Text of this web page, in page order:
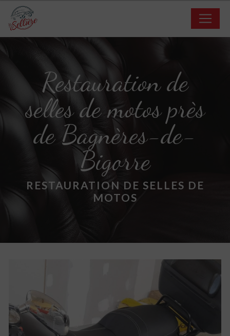
Restauration de
selles de motos près
de Bagnères-de-
Bigorre
RESTAURATION DE SELLES DE
MOTOS
Panneau de gestion des cookies